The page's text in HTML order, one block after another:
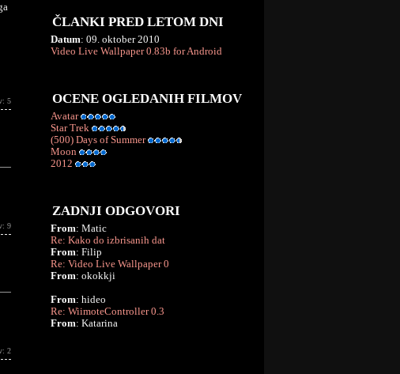
ČLANKI PRED LETOM DNI
Datum: 09. oktober 2010
Video Live Wallpaper 0.83b for Android
OCENE OGLEDANIH FILMOV
Avatar
Star Trek
(500) Days of Summer
Moon
2012
ZADNJI ODGOVORI
From: Matic
Re: Kako do izbrisanih dat
From: Filip
Re: Video Live Wallpaper 0
From: okokkji
From: hideo
Re: WiimoteController 0.3
From: Katarina
5
9
2